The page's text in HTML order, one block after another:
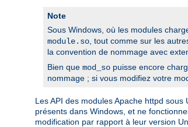
Note
Sous Windows, où les modules
module.so , tout comme sur les
la convention de nommage avec
Bien que mod_so puisse encore
nommage ; si vous modifiez votre
Les API des modules Apache httpd
présents dans Windows, et ne
modification par rapport à leur version